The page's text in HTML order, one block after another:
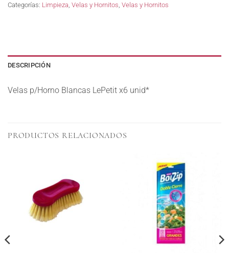
Categorías: Limpieza Velas y Hornitos Velas y Hornitos
DESCRIPCIÓN
Velas p/Horno Blancas LePetit x6 unid*
PRODUCTOS RELACIONADOS